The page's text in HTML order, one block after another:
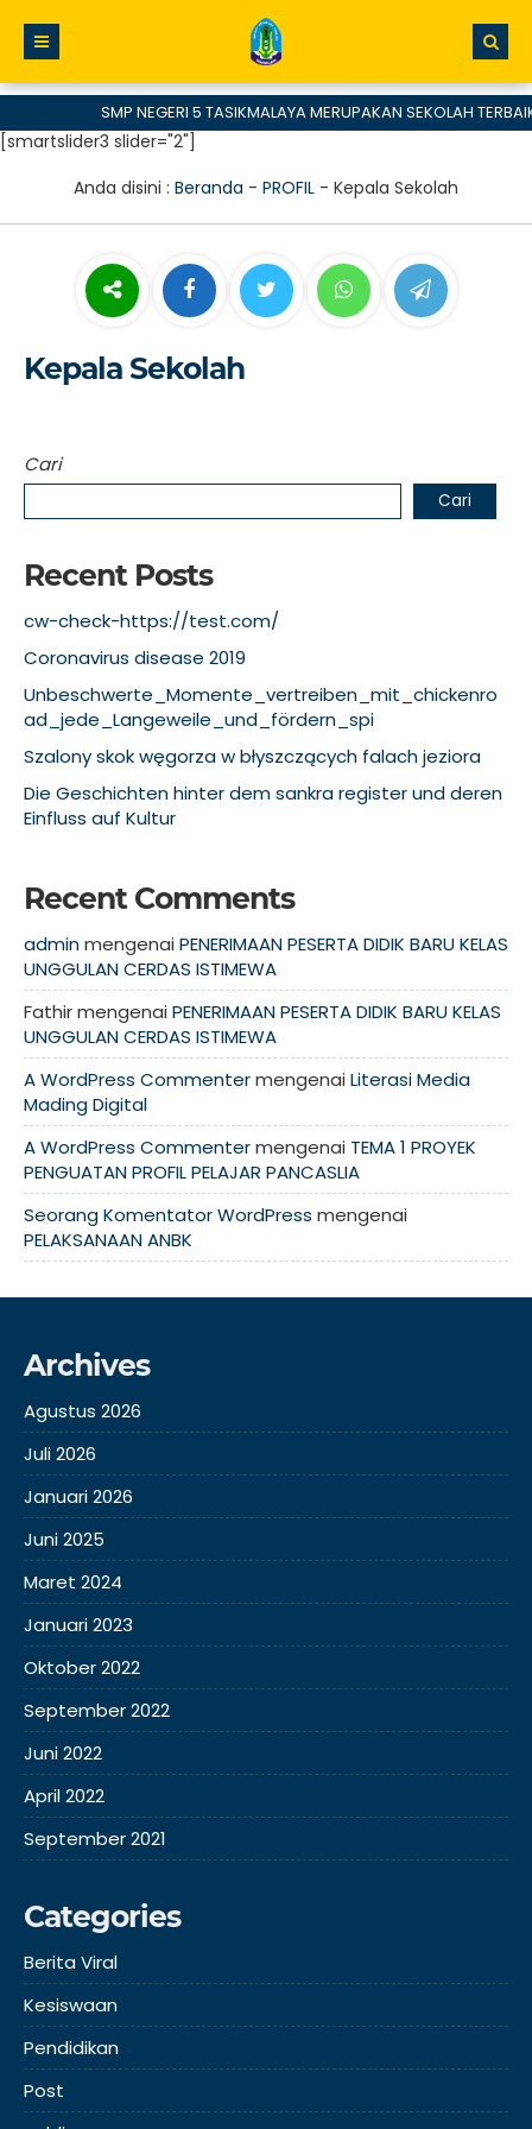
SMP NEGERI 5 TASIKMALAYA MERUPAKAN SEKOLAH
[smartslider3 slider="2"]
Anda disini : Beranda - PROFIL - Kepala Sekolah
Kepala Sekolah
Cari
Cari
Recent Posts
cw-check-https://test.com/
Coronavirus disease 2019
Unbeschwerte_Momente_vertreiben_mit_chickenro
ad_jede_Langeweile_und_fördern_spi
Szalony skok węgorza w błyszczących falach jeziora
Die Geschichten hinter dem sankra register und deren
Einfluss auf Kultur
Recent Comments
adminmengenai PENERIMAAN PESERTA DIDIK BARU KELAS
UNGGULAN CERDAS ISTIMEWA
Fathirmengenai PENERIMAAN PESERTA DIDIK BARU KELAS
UNGGULAN CERDAS ISTIMEWA
A WordPress Commentermengenai Literasi Media
Mading Digital
A WordPress Commentermengenai TEMA 1 PROYEK
PENGUATAN PROFIL PELAJAR PANCASLIA
Seorang Komentator WordPress mengenai
PELAKSANAAN ANBK
Archives
Agustus 2026
Juli 2026
Januari 2026
Juni 2025
Maret 2024
Januari 2023
Oktober 2022
September 2022
Juni 2022
April 2022
September 2021
Categories
Berita Viral
Kesiswaan
Pendidikan
Post